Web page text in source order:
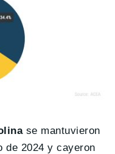
se mantuvieron
de 2024 y cayeron